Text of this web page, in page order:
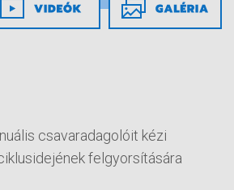
csavaradagolóit kézi
felgyorsítására